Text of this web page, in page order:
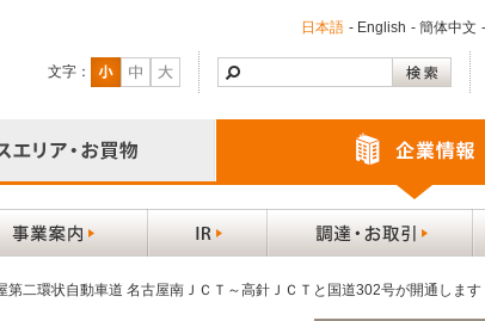
日本語 - English - 簡体中文 -
文字：
第二環状自動車道 名古屋南ＪＣＴ～高針ＪＣＴと国道302号が開通します